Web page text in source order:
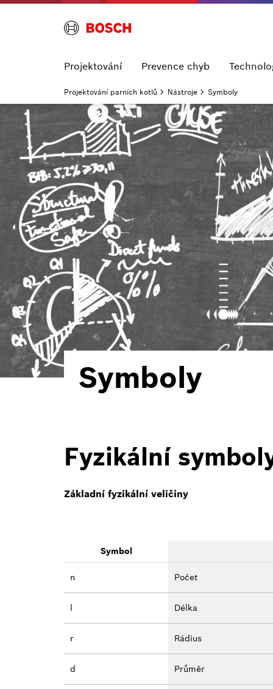
Projektování Prevence chyb
Projektování parních kotlů Nástroje Symboly
Symboly
Fyzikální
Základní fyzikální veličiny
Symbol
n Počet
l Délka
r Rádius
d Průměr